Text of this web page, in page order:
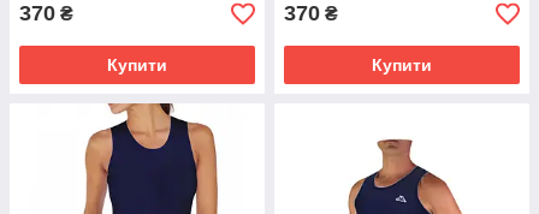
370 ₴
Купити
370 ₴
Купити